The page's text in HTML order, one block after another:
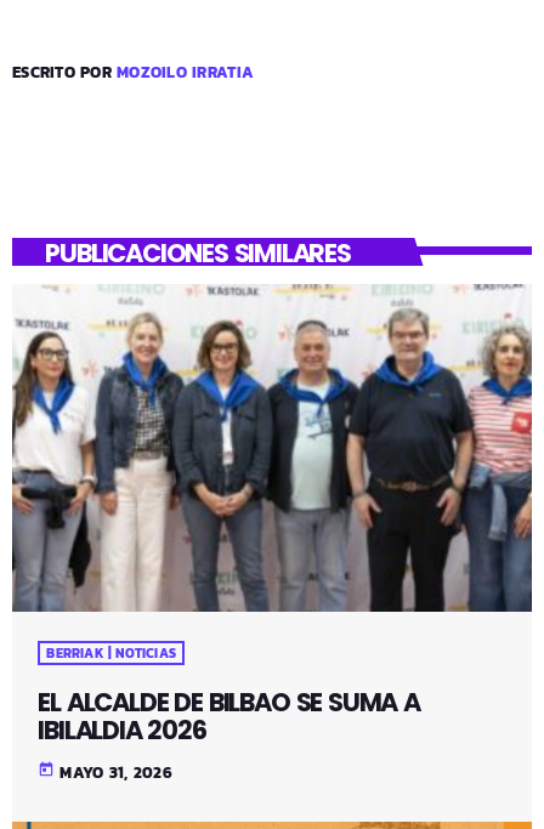
ESCRITO PORMOZOILO IRRATIA
PUBLICACIONES SIMILARES
BERRIAK | NOTICIAS
EL ALCALDE DE BILBAO SE SUMA A
IBILALDIA 2026
today MAYO 31, 2026